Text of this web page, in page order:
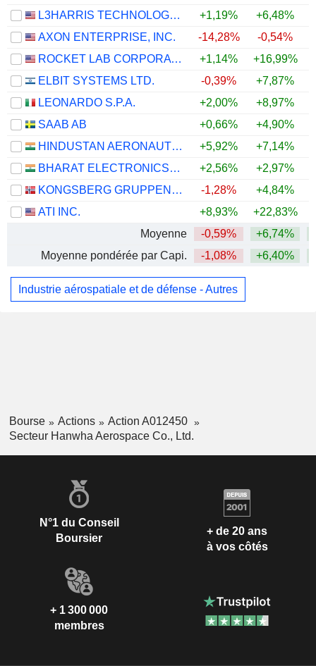
L3HARRIS TECHNOLOGIES, INC.
+1,19% +6,48%
AXON ENTERPRISE, INC.
-14,28% -0,54%
ROCKET LAB CORPORATION
+1,14% +16,99%
ELBIT SYSTEMS LTD.
-0,39% +7,87%
LEONARDO S.P.A.
+2,00% +8,97%
SAAB AB
+0,66% +4,90%
HINDUSTAN AERONAUTICS LIMITED
+5,92% +7,14%
BHARAT ELECTRONICS LIMITED
+2,56% +2,97%
KONGSBERG GRUPPEN ASA
-1,28% +4,84%
ATI INC.
+8,93% +22,83%
Moyenne
-0,59% +6,74%
Moyenne pondérée par Capi.
-1,08% +6,40%
Industrie aérospatiale et de défense - Autres
Bourse Actions
Action A012450
Secteur Hanwha Aerospace Co., Ltd.
N°1 du Conseil
Boursier
+ de 20 ans
à vos côtés
+ 1 300 000
membres